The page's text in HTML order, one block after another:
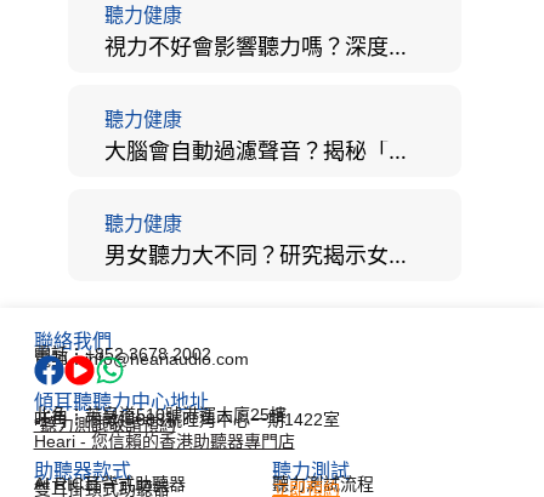
聽力健康
視力不好會影響聽力嗎？深度拆解大腦「眼耳並用」的科學秘密
聽力健康
大腦會自動過濾聲音？揭秘「聽覺注意」機制與聽力健康的深層關係
聽力健康
男女聽力大不同？研究揭示女性聽覺更靈敏！為何男性更易聽力損失？
聯絡我們
電話：+852 3678 2002
電郵：info@heariaudio.com
傾耳聽聽力中心地址
北角：英皇道510號港運大廈25樓
旺角：彌敦道688號旺角中心一期1422室
*聽力測試敬請預約
Heari - 您信賴的香港助聽器專門店
助聽器款式
AI RIC耳背式助聽器
雙耳掛頸式助聽器
聽力測試​
聽力測試流程
立即預約